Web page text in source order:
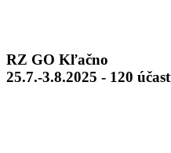
RZ GO Kľačno
25.7.-3.8.2025 - 120